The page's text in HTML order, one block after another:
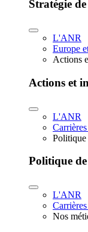
Stratégie
L'ANR
Europe
Actions
Actions et
L'ANR
Politique
Politique de
L'ANR
Nos